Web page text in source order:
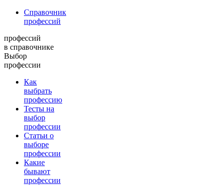
Справочник
профессий
профессий
в справочнике
Выбор
профессии
Как
выбрать
профессию
Тесты на
выбор
профессии
Статьи о
выборе
профессии
Какие
бывают
профессии